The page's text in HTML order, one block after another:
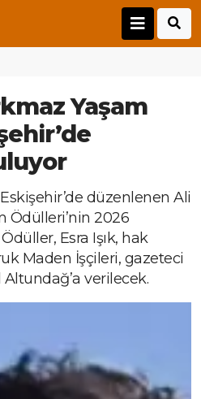
Yaşam
düzenlenen Ali
Ödülleri’nin 2026
Esra Işık, hak
Maden İşçileri, gazeteci
verilecek.